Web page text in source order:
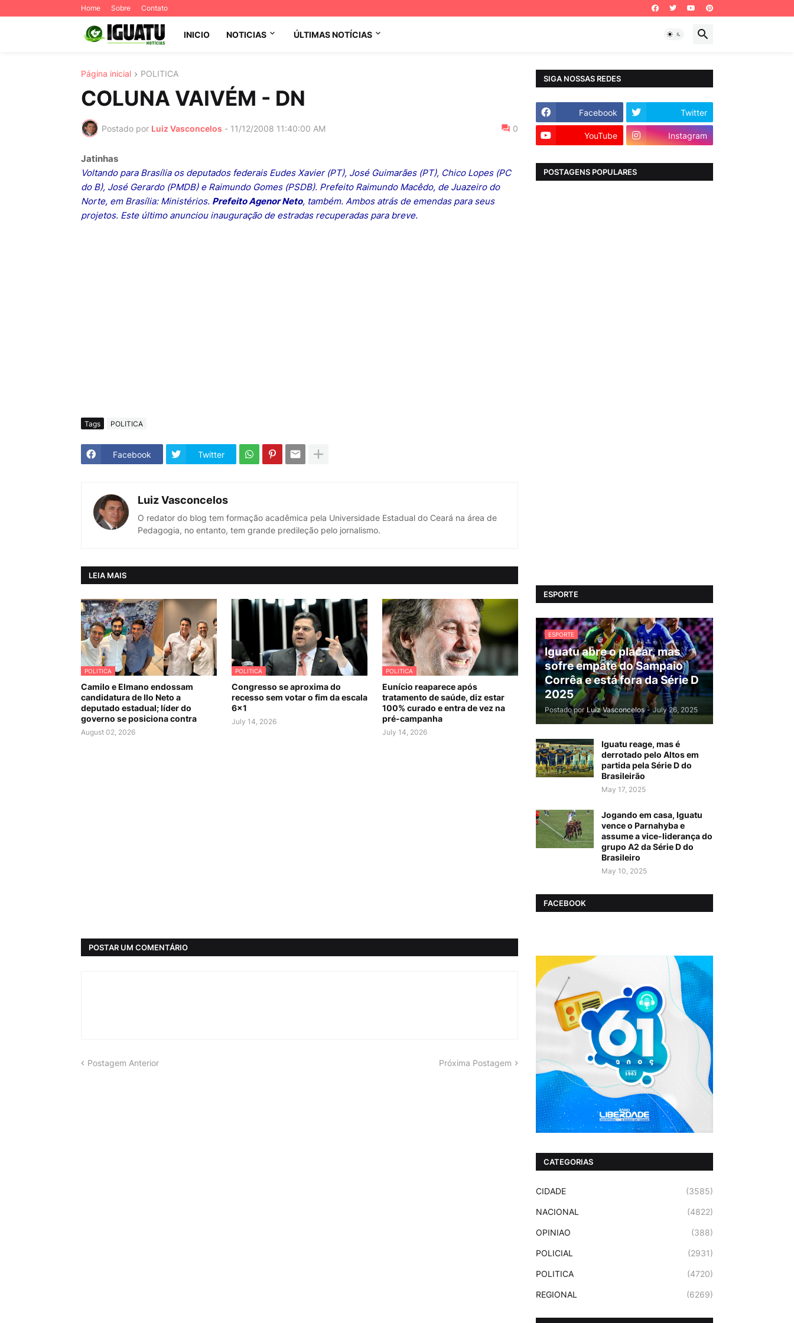
Home Sobre Contato
INICIO NOTICIAS ÚLTIMAS NOTÍCIAS
Página inicial POLITICA
COLUNA VAIVÉM - DN
Postado por Luiz Vasconcelos - 11/12/2008 11:40:00 AM 0
Jatinhas
Voltando para Brasília os deputados federais Eudes Xavier (PT), José Guimarães (PT), Chico Lopes (PC
do B), José Gerardo (PMDB) e Raimundo Gomes (PSDB). Prefeito Raimundo Macêdo, de Juazeiro do
Norte, em Brasília: Ministérios. Prefeito Agenor Neto, também. Ambos atrás de emendas para seus
projetos. Este último anunciou inauguração de estradas recuperadas para breve.
Tags POLITICA
Facebook Twitter
Luiz Vasconcelos
O redator do blog tem formação acadêmica pela Universidade Estadual do Ceará na área de
Pedagogia, no entanto, tem grande predileção pelo jornalismo.
LEIA MAIS
POLITICA
Camilo e Elmano endossam
candidatura de Ilo Neto a
deputado estadual; líder do
governo se posiciona contra
August 02, 2026
POLITICA
Congresso se aproxima do
recesso sem votar o fim da escala
6×1
July 14, 2026
POLITICA
Eunício reaparece após
tratamento de saúde, diz estar
100% curado e entra de vez na
pré-campanha
July 14, 2026
POSTAR UM COMENTÁRIO
Postagem Anterior Próxima Postagem
SIGA NOSSAS REDES
Facebook Twitter
YouTube Instagram
POSTAGENS POPULARES
ESPORTE
ESPORTE
Iguatu abre o placar, mas
sofre empate do Sampaio
Corrêa e está fora da Série D
2025
Postado por Luiz Vasconcelos - July 26, 2025
Iguatu reage, mas é
derrotado pelo Altos em
partida pela Série D do
Brasileirão
May 17, 2025
Jogando em casa, Iguatu
vence o Parnahyba e
assume a vice-liderança do
grupo A2 da Série D do
Brasileiro
May 10, 2025
FACEBOOK
CATEGORIAS
CIDADE (3585)
NACIONAL (4822)
OPINIAO (388)
POLICIAL (2931)
POLITICA (4720)
REGIONAL (6269)